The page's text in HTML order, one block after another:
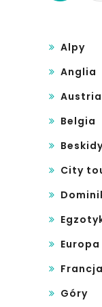
Alpy
Anglia
Austria
Belgia
City
Europa
Francja
Góry